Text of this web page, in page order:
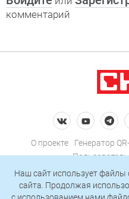
комментарий
О проекте Генератор
Политика
Наш сайт использует файлы
сайта. Продолжая